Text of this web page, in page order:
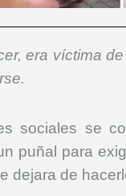
era víctima
sociales se
puñal para
dejara de